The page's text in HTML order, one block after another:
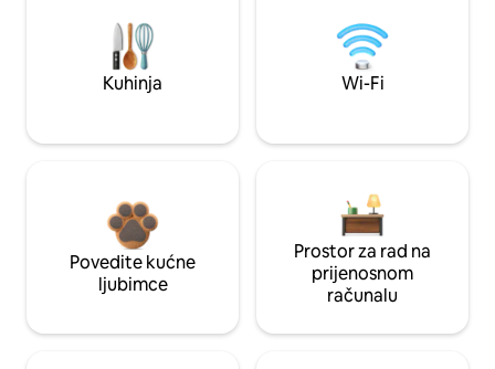
Kuhinja Wi-Fi
Povedite kućne
ljubimce
Prostor za rad na
prijenosnom
računalu